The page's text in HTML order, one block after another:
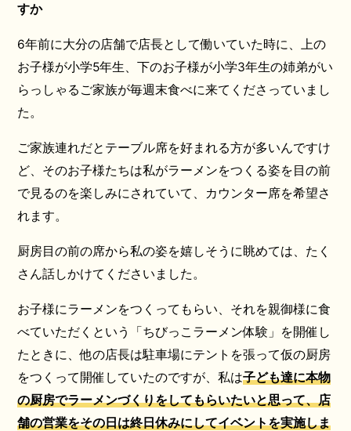
すか
6年前に大分の店舗で店長として働いていた時に、上の
お子様が小学5年生、下のお子様が小学3年生の姉弟がい
らっしゃるご家族が毎週末食べに来てくださっていまし
た。
ご家族連れだとテーブル席を好まれる方が多いんですけ
ど、そのお子様たちは私がラーメンをつくる姿を目の前
で見るのを楽しみにされていて、カウンター席を希望さ
れます。
厨房目の前の席から私の姿を嬉しそうに眺めては、たく
さん話しかけてくださいました。
お子様にラーメンをつくってもらい、それを親御様に食
べていただくという「ちびっこラーメン体験」を開催し
たときに、他の店長は駐車場にテントを張って仮の厨房
をつくって開催していたのですが、私は子ども達に本物
の厨房でラーメンづくりをしてもらいたいと思って、店
舗の営業をその日は終日休みにしてイベントを実施しま